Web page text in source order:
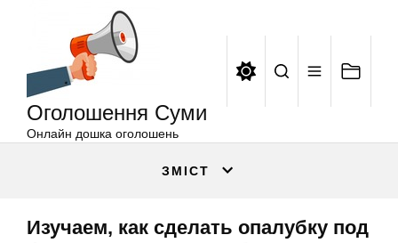
Оголошення Суми
Онлайн дошка оголошень
ЗМІСТ
Изучаем, как сделать опалубку под